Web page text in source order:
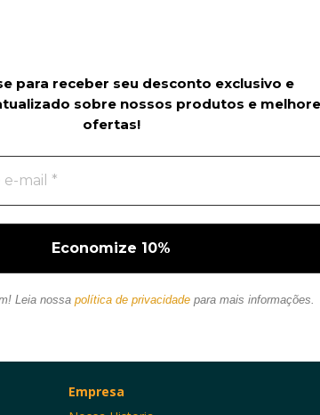
para receber seu desconto exclusivo e
sobre nossos produtos e
ofertas!
Leia nossa política de privacidade para mais informações.
Empresa